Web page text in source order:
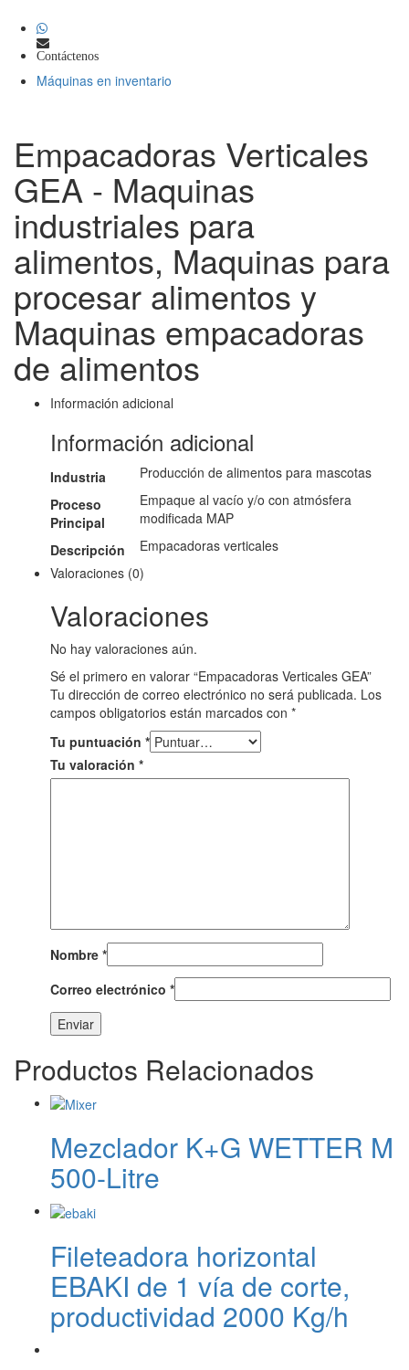
Contáctenos
Máquinas en inventario
Empacadoras Verticales
GEA - Maquinas
industriales para
alimentos, Maquinas para
procesar alimentos y
Maquinas empacadoras
de alimentos
Información adicional
Información adicional
Industria
Producción de alimentos para mascotas
Proceso
Principal
Empaque al vacío y/o con atmósfera
modificada MAP
Descripción
Empacadoras verticales
Valoraciones (0)
Valoraciones
No hay valoraciones aún.
Sé el primero en valorar “Empacadoras Verticales GEA”
Tu dirección de correo electrónico no será publicada. Los
campos obligatorios están marcados con *
Tu puntuación *
Tu valoración *
Nombre *
Correo electrónico *
Productos Relacionados
Mezclador K+G WETTER M
500-Litre
Fileteadora horizontal
EBAKI de 1 vía de corte,
productividad 2000 Kg/h